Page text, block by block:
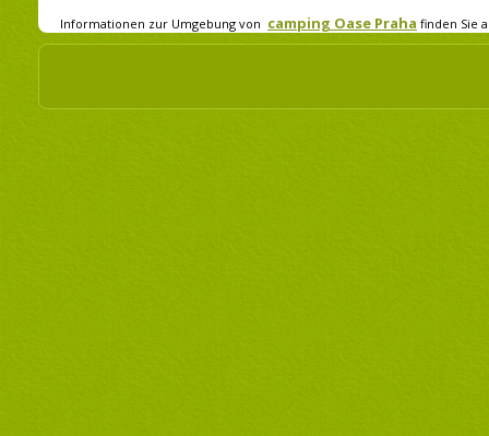
Informationen zur Umgebung von camping Oase Praha finden Sie